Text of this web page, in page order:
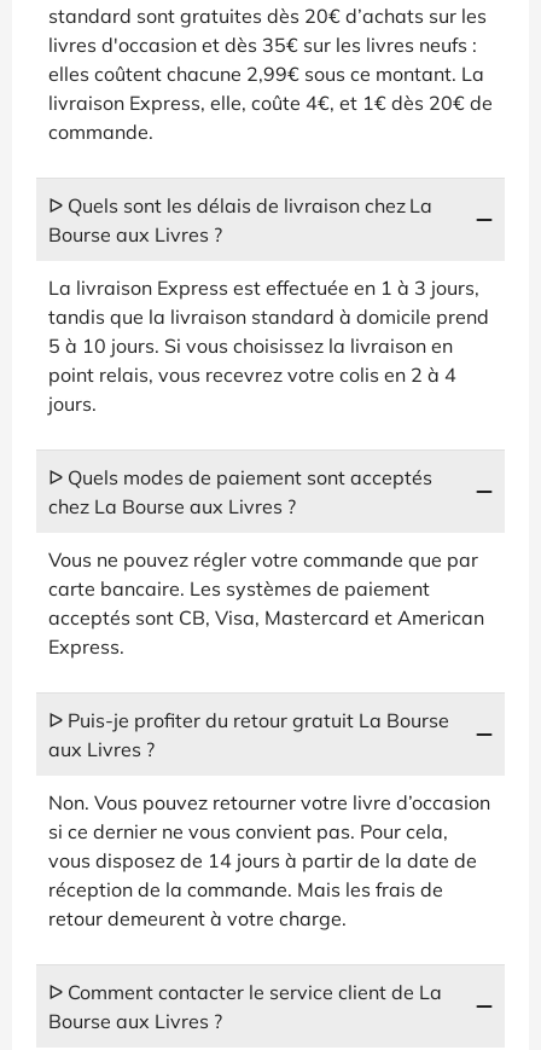
standard sont gratuites dès 20€ d’achats sur les
livres d'occasion et dès 35€ sur les livres neufs :
elles coûtent chacune 2,99€ sous ce montant. La
livraison Express, elle, coûte 4€, et 1€ dès 20€ de
commande.
ᐅ Quels sont les délais de livraison chez La
Bourse aux Livres ?
La livraison Express est effectuée en 1 à 3 jours,
tandis que la livraison standard à domicile prend
5 à 10 jours. Si vous choisissez la livraison en
point relais, vous recevrez votre colis en 2 à 4
jours.
ᐅ Quels modes de paiement sont acceptés
chez La Bourse aux Livres ?
Vous ne pouvez régler votre commande que par
carte bancaire. Les systèmes de paiement
acceptés sont CB, Visa, Mastercard et American
Express.
ᐅ Puis-je profiter du retour gratuit La Bourse
aux Livres ?
Non. Vous pouvez retourner votre livre d’occasion
si ce dernier ne vous convient pas. Pour cela,
vous disposez de 14 jours à partir de la date de
réception de la commande. Mais les frais de
retour demeurent à votre charge.
ᐅ Comment contacter le service client de La
Bourse aux Livres ?